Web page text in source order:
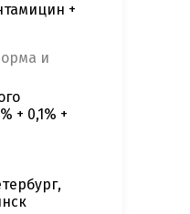
+
и
+ 0,1% +